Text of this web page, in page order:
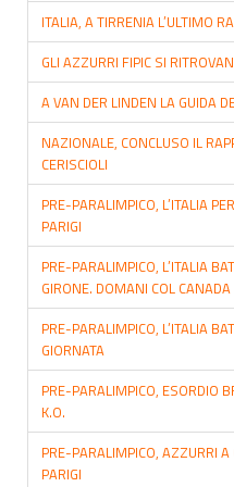
ITALIA, A TIRRENIA L’ULTIMO
GLI AZZURRI FIPIC SI
A VAN DER LINDEN LA GUIDA
NAZIONALE, CONCLUSO IL
CERISCIOLI
PRE-PARALIMPICO, L’ITALIA
PARIGI
PRE-PARALIMPICO, L’ITALIA
GIRONE. DOMANI COL
PRE-PARALIMPICO, L’ITALIA
GIORNATA
PRE-PARALIMPICO, ESORDIO
K.O.
PRE-PARALIMPICO, AZZURRI A
PARIGI